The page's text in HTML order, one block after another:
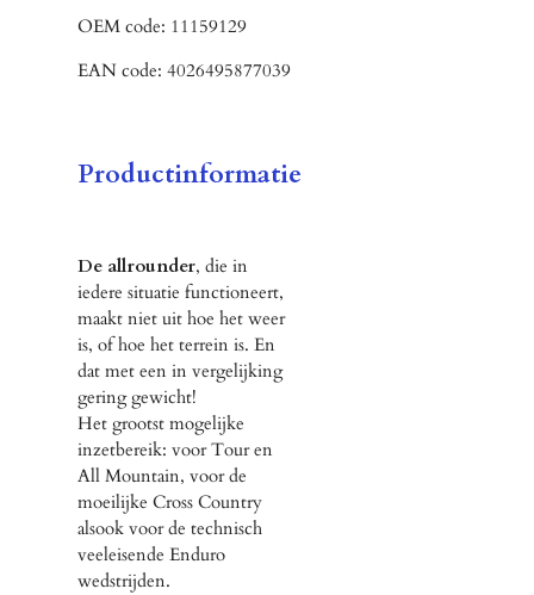
OEM code: 11159129
EAN code: 4026495877039
Productinformatie
De allrounder, die in
iedere situatie functioneert,
maakt niet uit hoe het weer
is, of hoe het terrein is. En
dat met een in vergelijking
gering gewicht!
Het grootst mogelijke
inzetbereik: voor Tour en
All Mountain, voor de
moeilijke Cross Country
alsook voor de technisch
veeleisende Enduro
wedstrijden.